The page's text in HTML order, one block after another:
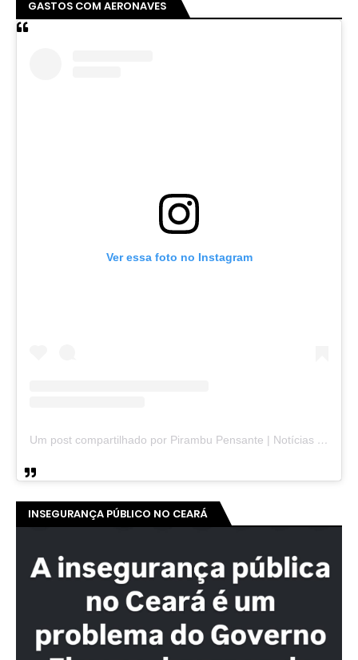
GASTOS COM AERONAVES
Ver essa foto no Instagram
Um post compartilhado por Pirambu Pensante | Notícias & Entretenimento (@pirambupensante)
INSEGURANÇA PÚBLICO NO CEARÁ